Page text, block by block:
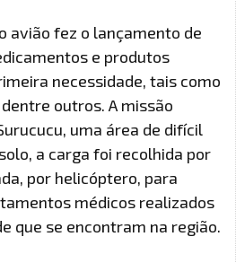
avião fez o lançamento de
e produtos
necessidade, tais como
outros. A missão
uma área de difícil
a carga foi recolhida por
por helicóptero, para
médicos realizados
que se encontram na região.